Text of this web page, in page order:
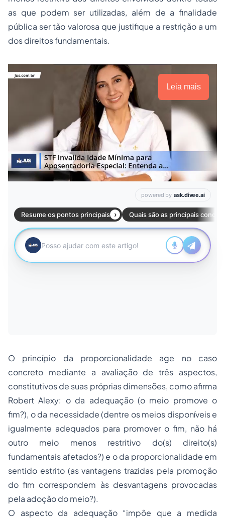
as que podem ser utilizadas, além de a finalidade
pública ser tão valorosa que justifique a restrição a um
dos direitos fundamentais.
Leia mais
O princípio da proporcionalidade age no caso
concreto mediante a avaliação de três aspectos,
constitutivos de suas próprias dimensões, como afirma
Robert Alexy: o da adequação (o meio promove o
fim?), o da necessidade (dentre os meios disponíveis e
igualmente adequados para promover o fim, não há
outro meio menos restritivo do(s) direito(s)
fundamentais afetados?) e o da proporcionalidade em
sentido estrito (as vantagens trazidas pela promoção
do fim correspondem às desvantagens provocadas
pela adoçãodo meio?).
O aspecto da adequação “impõe que a medida